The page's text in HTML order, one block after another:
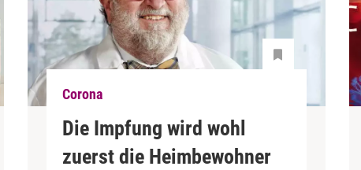
Corona
Die Impfung wird wohl
zuerst die Heimbewohner